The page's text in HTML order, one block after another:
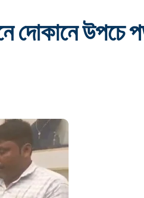
দোকানে উপচে